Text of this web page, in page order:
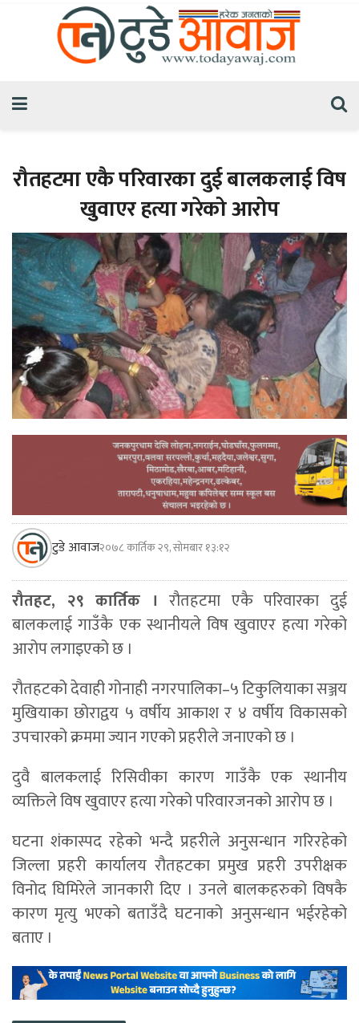
रौतहटमा एकै परिवारका दुई बालकलाई विष
खुवाएर हत्या गरेको आरोप
टुडे आवाज२०७८ कार्तिक २९, सोमबार १३:१२
रौतहट, २९ कार्तिक । रौतहटमा एकै परिवारका दुई
बालकलाई गाउँकै एक स्थानीयले विष खुवाएर हत्या गरेको
आरोप लगाइएको छ ।
रौतहटको देवाही गोनाही नगरपालिका–५ टिकुलियाका सञ्जय
मुखियाका छोराद्वय ५ वर्षीय आकाश र ४ वर्षीय विकासको
उपचारको क्रममा ज्यान गएको प्रहरीले जनाएको छ ।
दुवै बालकलाई रिसिवीका कारण गाउँकै एक स्थानीय
व्यक्तिले विष खुवाएर हत्या गरेको परिवारजनको आरोप छ ।
घटना शंकास्पद रहेको भन्दै प्रहरीले अनुसन्धान गरिरहेको
जिल्ला प्रहरी कार्यालय रौतहटका प्रमुख प्रहरी उपरीक्षक
विनोद घिमिरेले जानकारी दिए । उनले बालकहरुको विषकै
कारण मृत्यु भएको बताउँदै घटनाको अनुसन्धान भईरहेको
बताए ।